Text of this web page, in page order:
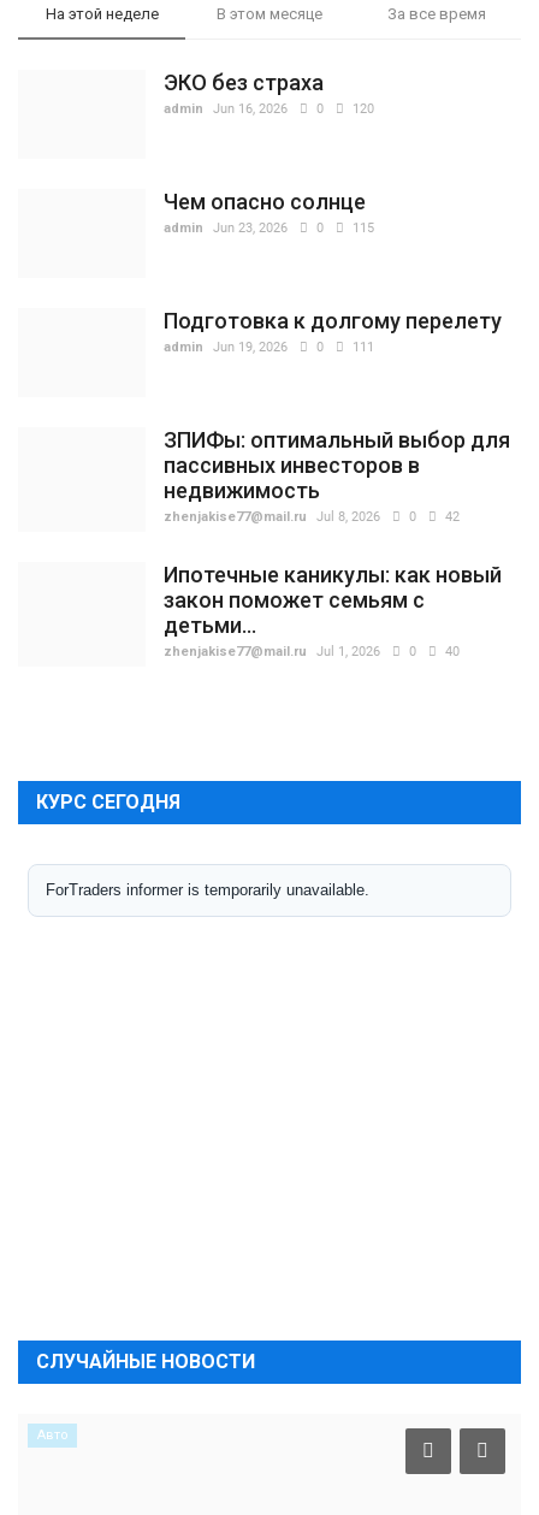
На этой неделе В этом месяце За все время
ЭКО без страха
admin Jun 16, 2026 0 120
Чем опасно солнце
admin Jun 23, 2026 0 115
Подготовка к долгому перелету
admin Jun 19, 2026 0 111
ЗПИФы: оптимальный выбор для
пассивных инвесторов в
недвижимость
zhenjakise77@mail.ru Jul 8, 2026 0 42
Ипотечные каникулы: как новый
закон поможет семьям с
детьми...
zhenjakise77@mail.ru Jul 1, 2026 0 40
КУРС СЕГОДНЯ
СЛУЧАЙНЫЕ НОВОСТИ
Авто